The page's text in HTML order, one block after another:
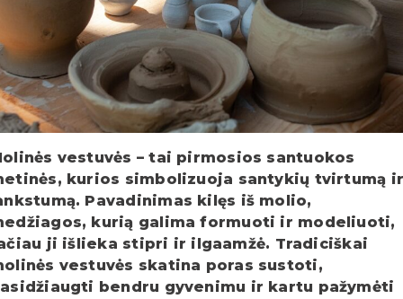
vestuvės – tai pirmosios santuokos
kurios simbolizuoja santykių tvirtumą
Pavadinimas kilęs iš molio,
kurią galima formuoti ir modeliuoti,
ji išlieka stipri ir ilgaamžė. Tradiciškai
vestuvės skatina poras sustoti,
bendru gyvenimu ir kartu pažymėti